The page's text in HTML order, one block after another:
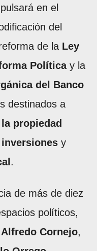
en el
del
de la Ley
Políticay la
del Banco
destinados a
propiedad
inversiones y
.
de más de diez
políticos,
Alfredo Cornejo,